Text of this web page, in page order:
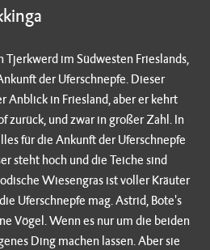
Tjerkwerd im Südwesten Frieslands,
der Uferschnepfe. Dieser
Anblick in Friesland, aber er kehrt
zurück, und zwar in großer Zahl. In
für die Ankunft der Uferschnepfe
steht hoch und die Teiche sind
Wiesengras ist voller Kräuter
Uferschnepfe mag. Astrid, Bote's
Vögel. Wenn es nur um die beiden
Ding machen lassen. Aber sie